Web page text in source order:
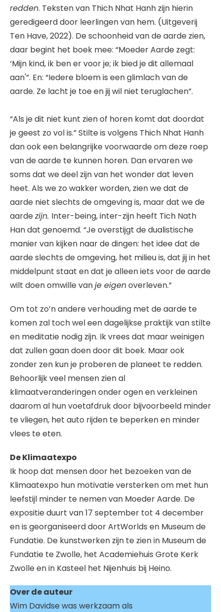
redden. Teksten van Thich Nhat Hanh zijn hierin
geredigeerd door leerlingen van hem. (Uitgeverij
Ten Have, 2022). De schoonheid van de aarde zien,
daar begint het boek mee: “Moeder Aarde zegt:
‘Mijn kind, ik ben er voor je; ik bied je dit allemaal
aan'”. En: “Iedere bloem is een glimlach van de
aarde. Ze lacht je toe en jij wil niet teruglachen”.
“Als je dit niet kunt zien of horen komt dat doordat
je geest zo vol is.” Stilte is volgens Thich Nhat Hanh
dan ook een belangrijke voorwaarde om deze roep
van de aarde te kunnen horen. Dan ervaren we
soms dat we deel zijn van het wonder dat leven
heet. Als we zo wakker worden, zien we dat de
aarde niet slechts de omgeving is, maar dat we de
aardezijn. Inter-being, inter-zijn heeft Tich Nath
Han dat genoemd. “Je overstijgt de dualistische
manier van kijken naar de dingen: het idee dat de
aarde slechts de omgeving, het milieu is, dat jij in het
middelpunt staat en dat je alleen iets voor de aarde
wilt doen omwille vanje eigenoverleven.”
Om tot zo’n andere verhouding met de aarde te
komen zal toch wel een dagelijkse praktijk van stilte
en meditatie nodig zijn. Ik vrees dat maar weinigen
dat zullen gaan doen door dit boek. Maar ook
zonder zen kun je proberen de planeet te redden.
Behoorlijk veel mensen zien al
klimaatveranderingen onder ogen en verkleinen
daarom al hun voetafdruk door bijvoorbeeld minder
te vliegen, het auto rijden te beperken en minder
vlees te eten.
De Klimaatexpo
Ik hoop dat mensen door het bezoeken van de
Klimaatexpo hun motivatie versterken om met hun
leefstijl minder te nemen van Moeder Aarde. De
expositie duurt van 17 september tot 4 december
en is georganiseerd door ArtWorlds en Museum de
Fundatie. De kunstwerken zijn te zien in Museum de
Fundatie te Zwolle, het Academiehuis Grote Kerk
Zwolle en in Kasteel het Nijenhuis bij Heino.
Over de auteur
Wim Davidse was werkzaam als